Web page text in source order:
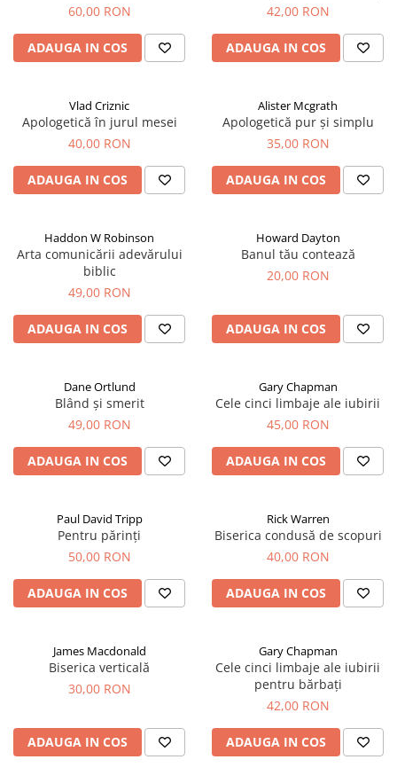
60,00 RON
ADAUGA IN COS
42,00 RON
ADAUGA IN COS
Vlad Criznic
Apologetică în jurul mesei
40,00 RON
ADAUGA IN COS
Alister Mcgrath
Apologetică pur și simplu
35,00 RON
ADAUGA IN COS
Haddon W Robinson
Arta comunicării adevărului
biblic
49,00 RON
ADAUGA IN COS
Howard Dayton
Banul tău contează
20,00 RON
ADAUGA IN COS
Dane Ortlund
Blând și smerit
49,00 RON
ADAUGA IN COS
Gary Chapman
Cele cinci limbaje ale iubirii
45,00 RON
ADAUGA IN COS
Paul David Tripp
Pentru părinți
50,00 RON
ADAUGA IN COS
Rick Warren
Biserica condusă de scopuri
40,00 RON
ADAUGA IN COS
James Macdonald
Biserica verticală
30,00 RON
ADAUGA IN COS
Gary Chapman
Cele cinci limbaje ale iubirii
pentru bărbați
42,00 RON
ADAUGA IN COS